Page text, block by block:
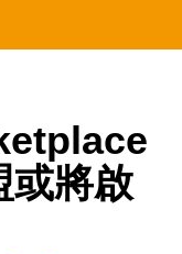
或將啟